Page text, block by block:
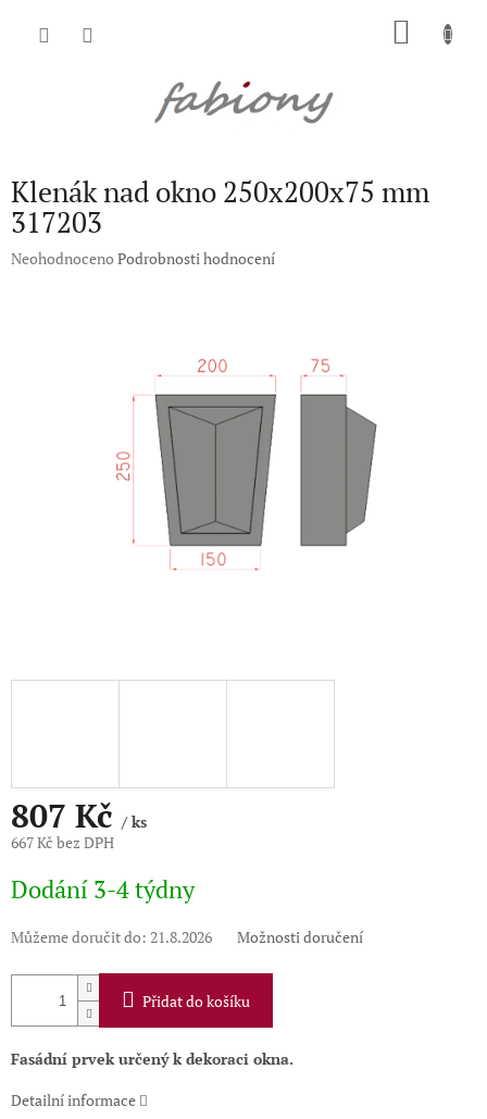
Klenák nad okno 250x200x75 mm
317203
Průměrné
Neohodnoceno Podrobnosti hodnocení
807 Kč/ ks
667 Kč bez DPH
cena:
Dodání 3-4 týdny
Můžeme doručit do: 21.8.2026 Možnosti doručení
Přidat do košíku
Fasádní prvek určený k dekoraci okna.
Detailní informace